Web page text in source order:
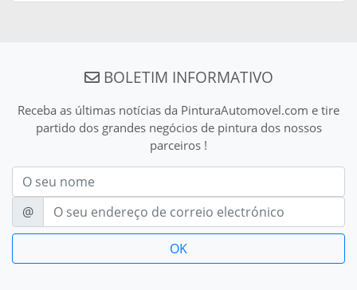
BOLETIM INFORMATIVO
Receba as últimas notícias da PinturaAutomovel.com e tire
partido dos grandes negócios de pintura dos nossos
parceiros !
Nom
E-mail
@